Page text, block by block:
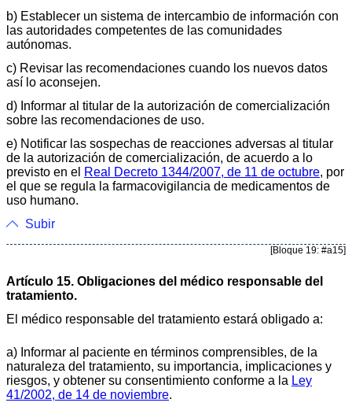
b) Establecer un sistema de intercambio de información con
las autoridades competentes de las comunidades
autónomas.
c) Revisar las recomendaciones cuando los nuevos datos
así lo aconsejen.
d) Informar al titular de la autorización de comercialización
sobre las recomendaciones de uso.
e) Notificar las sospechas de reacciones adversas al titular
de la autorización de comercialización, de acuerdo a lo
previsto en el Real Decreto 1344/2007, de 11 de octubre, por
el que se regula la farmacovigilancia de medicamentos de
uso humano.
Subir
[Bloque 19: #a15]
Artículo 15. Obligaciones del médico responsable del
tratamiento.
El médico responsable del tratamiento estará obligado a:
a) Informar al paciente en términos comprensibles, de la
naturaleza del tratamiento, su importancia, implicaciones y
riesgos, y obtener su consentimiento conforme a la Ley
41/2002, de 14 de noviembre.